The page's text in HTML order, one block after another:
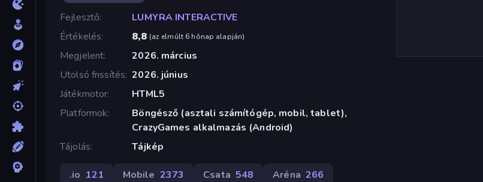
Fejlesztő
LUMYRA INTERACTIVE
Értékelés
8,8 (az elmúlt 6 hónap alapján)
Megjelent
2026. március
Utolsó frissítés 2026. június
Játékmotor
HTML5
Platformok
Böngésző (asztali számítógép, mobil, tablet),
CrazyGames alkalmazás (Android)
Tájolás
Tájkép
.io 121 Mobile 2373 Csata 548 Aréna 266